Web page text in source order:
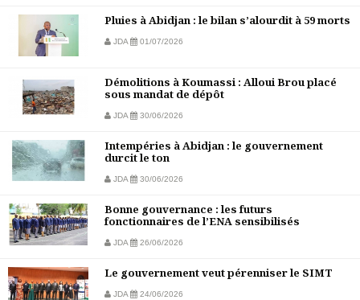
Pluies à Abidjan : le bilan s’alourdit à 59 morts
JDA 01/07/2026
Démolitions à Koumassi : Alloui Brou placé
sous mandat de dépôt
JDA 30/06/2026
Intempéries à Abidjan : le gouvernement
durcit le ton
JDA 30/06/2026
Bonne gouvernance : les futurs
fonctionnaires de l’ENA sensibilisés
JDA 26/06/2026
Le gouvernement veut pérenniser le SIMT
JDA 24/06/2026